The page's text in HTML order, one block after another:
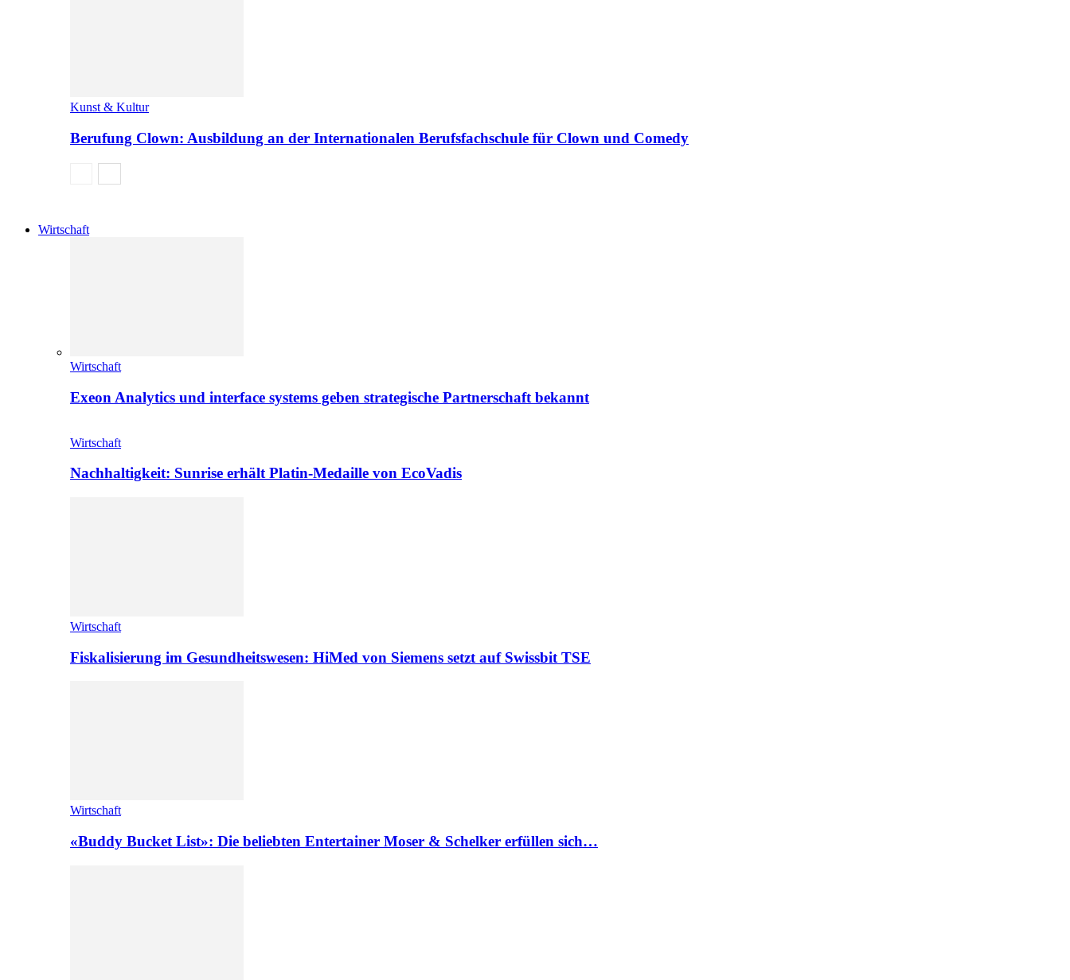
Kunst & Kultur
Berufung Clown: Ausbildung an der Internationalen Berufsfachschule für Clown und Comedy
Wirtschaft
Wirtschaft
Exeon Analytics und interface systems geben strategische Partnerschaft bekannt
Wirtschaft
Nachhaltigkeit: Sunrise erhält Platin-Medaille von EcoVadis
Wirtschaft
Fiskalisierung im Gesundheitswesen: HiMed von Siemens setzt auf Swissbit TSE
Wirtschaft
«Buddy Bucket List»: Die beliebten Entertainer Moser & Schelker erfüllen sich…